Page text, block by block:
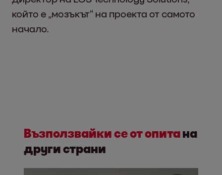
който е „мозъкът“ на проекта от самото
начало.
Възползвайки се от опитана
други страни